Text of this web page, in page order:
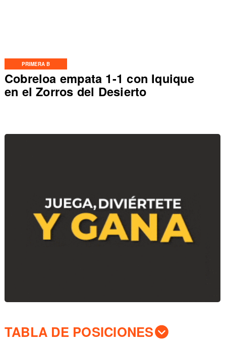
PRIMERA B
Cobreloa empata 1-1 con Iquique
en el Zorros del Desierto
TABLA DE POSICIONES